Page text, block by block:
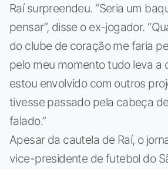
Raí surpreendeu. “Seria um
pensar”, disse o ex-jogador.
do clube de coração me faria
pelo meu momento tudo leva a
estou envolvido com outros
tivesse passado pela cabeça
falado.”
Apesar da cautela de Raí, o
vice-presidente de futebol do